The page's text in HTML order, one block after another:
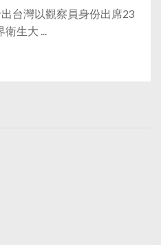
台灣以觀察員身份出席23
生大 ...